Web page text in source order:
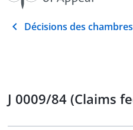
Décisions des
J 0009/84 (Claims